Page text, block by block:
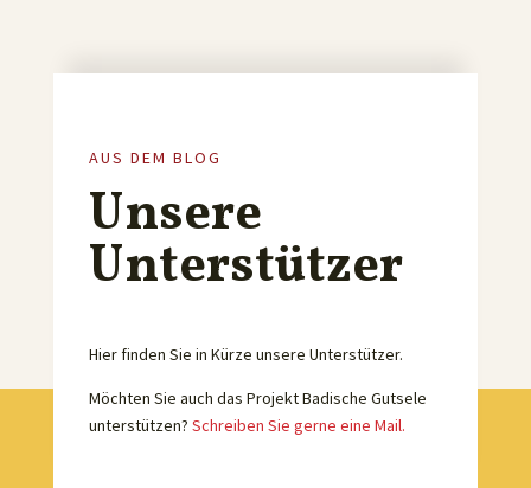
AUS DEM BLOG
Unsere
Unterstützer
Hier finden Sie in Kürze unsere Unterstützer.
Möchten Sie auch das Projekt Badische Gutsele
unterstützen? Schreiben Sie gerne eine Mail.